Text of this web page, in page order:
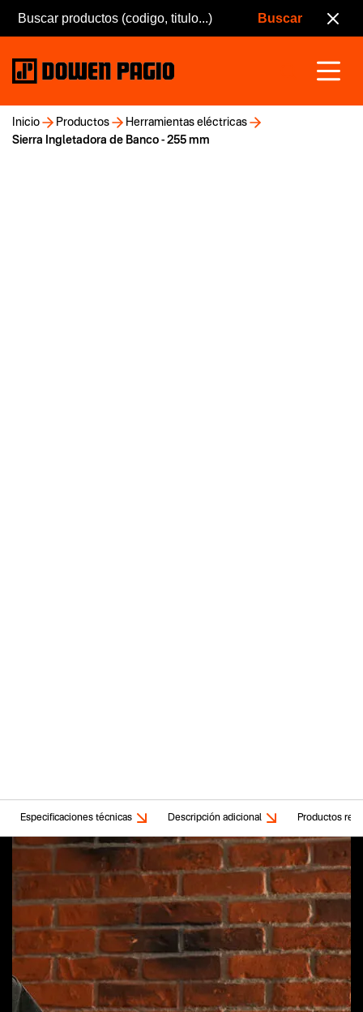
Inicio Productos
Herramientas eléctricas
Sierra Ingletadora de Banco - 255 mm
Especificaciones técnicas Descripción adicional Productos